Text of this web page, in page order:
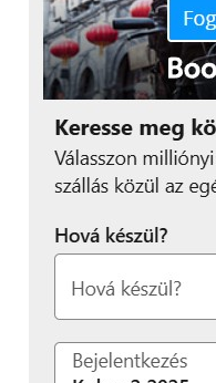
csak az NFC maradt ki.
Van viszont USB-